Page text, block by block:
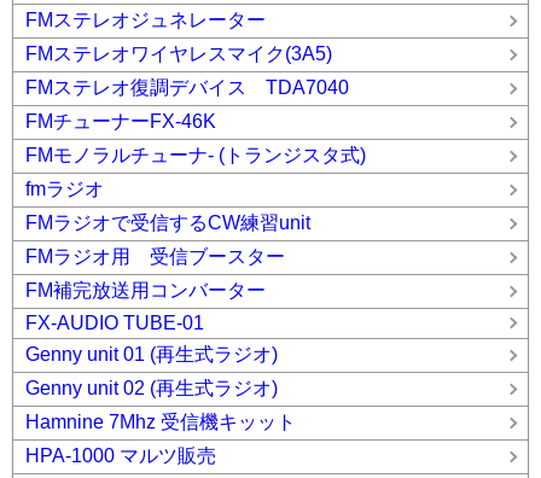
FMステレオジュネレーター
FMステレオワイヤレスマイク(3A5)
FMステレオ復調デバイス TDA7040
FMチューナーFX-46K
FMモノラルチューナ- (トランジスタ式)
fmラジオ
FMラジオで受信するCW練習unit
FMラジオ用 受信ブースター
FM補完放送用コンバーター
FX-AUDIO TUBE-01
Genny unit 01 (再生式ラジオ)
Genny unit 02 (再生式ラジオ)
Hamnine 7Mhz 受信機キッット
HPA-1000 マルツ販売